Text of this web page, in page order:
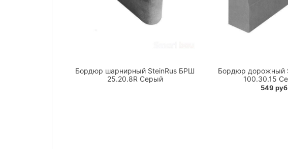
Бордюр шарнирный SteinRus БРШ
25.20.8R Серый
Бордюр дорожный
100.30.15
549